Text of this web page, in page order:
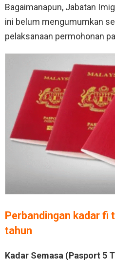
Bagaimanapun, Jabatan
ini belum mengumumkan
pelaksanaan permohonan
Perbandingan kadar fi
tahun
Kadar Semasa (Pasport 5